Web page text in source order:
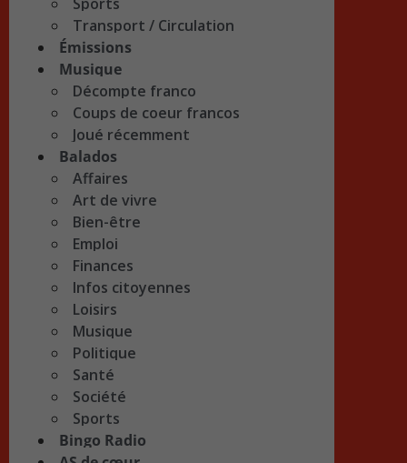
Transport / Circulation
Émissions
Musique
Décompte franco
Coups de coeur francos
Joué récemment
Balados
Affaires
Art de vivre
Bien-être
Emploi
Finances
Infos citoyennes
Loisirs
Musique
Politique
Santé
Société
Sports
Bingo Radio